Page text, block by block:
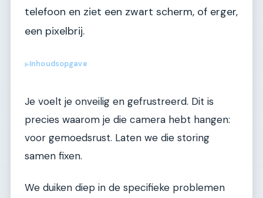
telefoon en ziet een zwart scherm, of erger,
een pixelbrij.
▶Inhoudsopgave
Je voelt je onveilig en gefrustreerd. Dit is
precies waarom je die camera hebt hangen:
voor gemoedsrust. Laten we die storing
samen fixen.
We duiken diep in de specifieke problemen